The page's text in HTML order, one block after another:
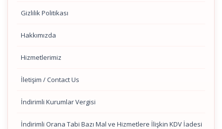
Gizlilik Politikası
Hakkımızda
Hizmetlerimiz
İletişim / Contact Us
İndirimli Kurumlar Vergisi
İndirimli Orana Tabi Bazı Mal ve Hizmetlere İlişkin KDV İadesi